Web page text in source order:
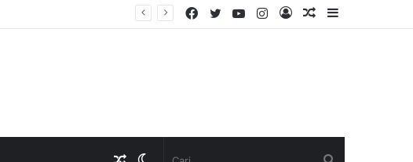
Sidebar
Artikel
Log
Instagram
YouTube
Twitter
Facebook